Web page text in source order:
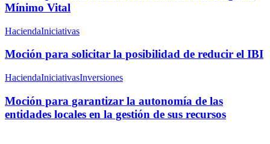
Mínimo Vital
HaciendaIniciativas
Moción para solicitar la posibilidad de reducir el IBI
HaciendaIniciativasInversiones
Moción para garantizar la autonomía de las
entidades locales en la gestión de sus recursos